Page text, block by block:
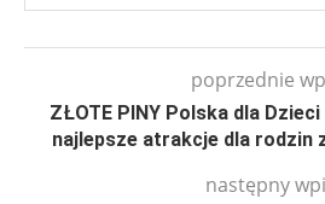
poprzednie
ZŁOTE PINY Polska dla
najlepsze atrakcje dla rodzin
następny